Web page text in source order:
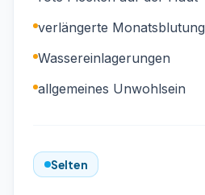
verlängerte Monatsblutung
Wassereinlagerungen
allgemeines Unwohlsein
Selten